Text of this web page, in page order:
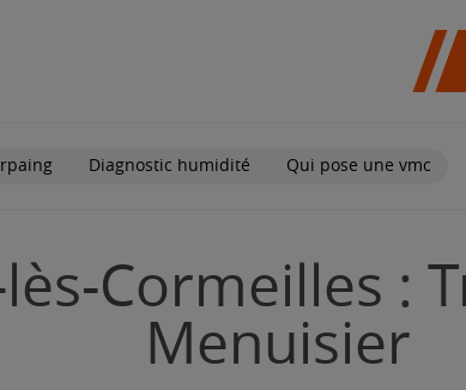
Diagnostic humidité Qui pose une vmc
Cormeilles :
Menuisier